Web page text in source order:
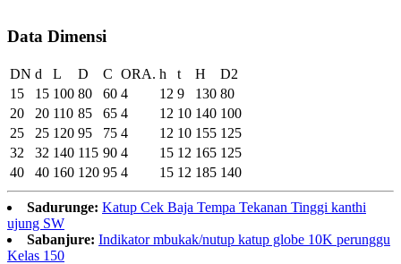
Data Dimensi
DN d L D C ORA. h t H
D2
15
15 100 80 60 4 12 9 130 80
20
20 110 85 65 4 12 10 140 100
25
25 120 95 75 4 12 10 155 125
32
32 140 115 90 4 15 12 165 125
40
40 160 120 95 4 15 12 185 140
Sadurunge: Katup Cek Baja Tempa Tekanan Tinggi kanthi
ujung SW
Sabanjure: Indikator mbukak/nutup katup globe 10K perunggu
Kelas 150